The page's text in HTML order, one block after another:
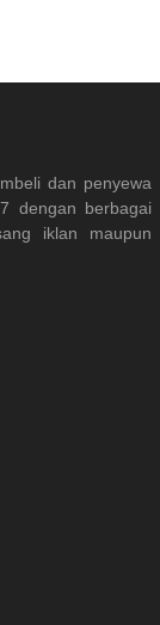
dan penyewa
dengan berbagai
iklan maupun